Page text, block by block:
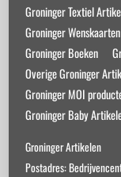
Groninger Textiel
Groninger Wenskaarten
Groninger Boeken
Overige Groninger
Groninger MOI
Groninger Baby
Groninger Artikelen
Postadres: